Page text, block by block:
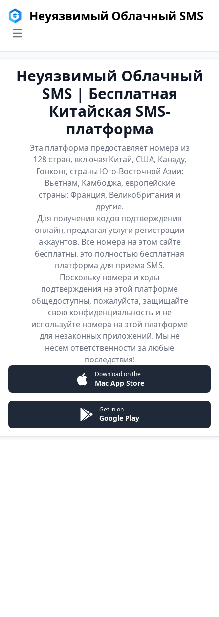
Неуязвимый Облачный SMS
menu
Неуязвимый Облачный
SMS | Бесплатная
Китайская SMS-
платформа
Эта платформа предоставляет номера из
128 стран, включая Китай, США, Канаду,
Гонконг, страны Юго-Восточной Азии:
Вьетнам, Камбоджа, европейские
страны: Франция, Великобритания и
другие.
Для получения кодов подтверждения
онлайн, предлагая услуги регистрации
аккаунтов. Все номера на этом сайте
бесплатны, это полностью бесплатная
платформа для приема SMS.
Поскольку номера и коды
подтверждения на этой платформе
общедоступны, пожалуйста, защищайте
свою конфиденциальность и не
используйте номера на этой платформе
для незаконных приложений. Мы не
несем ответственности за любые
последствия!
Download on the
Mac App Store
Get in on
Google Play